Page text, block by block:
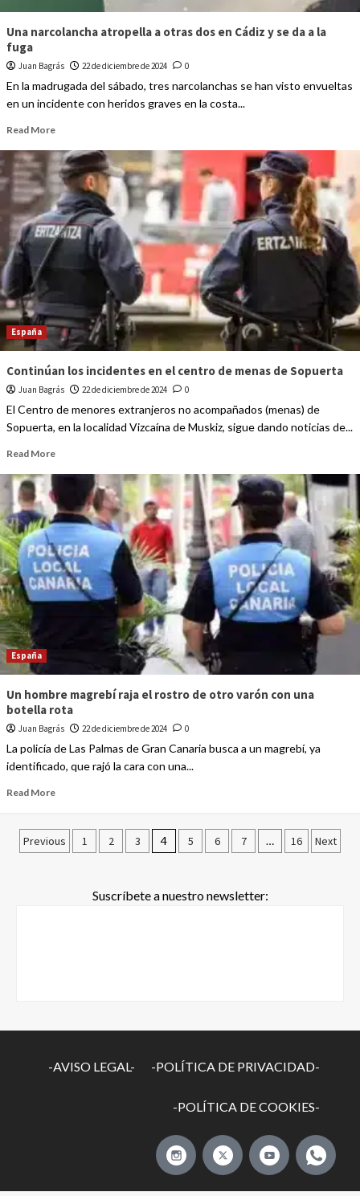
Una narcolancha atropella a otras dos en Cádiz y se da a la
fuga
Juan Bagrás 22 de diciembre de 2024 0
En la madrugada del sábado, tres narcolanchas se han visto envueltas
en un incidente con heridos graves en la costa...
Read More
España
Continúan los incidentes en el centro de menas de Sopuerta
Juan Bagrás 22 de diciembre de 2024 0
El Centro de menores extranjeros no acompañados (menas) de
Sopuerta, en la localidad Vizcaína de Muskiz, sigue dando noticias de...
Read More
España
Un hombre magrebí raja el rostro de otro varón con una
botella rota
Juan Bagrás 22 de diciembre de 2024 0
La policía de Las Palmas de Gran Canaria busca a un magrebí, ya
identificado, que rajó la cara con una...
Read More
Previous 1 2 3 4 5 6 7 … 16 Next
Suscríbete a nuestro newsletter:
-AVISO LEGAL- -POLÍTICA DE PRIVACIDAD-
-POLÍTICA DE COOKIES-